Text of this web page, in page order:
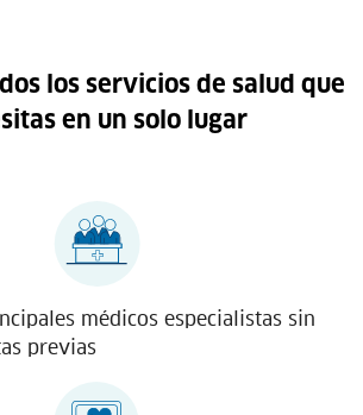
los servicios de salud que
en un solo lugar
médicos especialistas sin
previas